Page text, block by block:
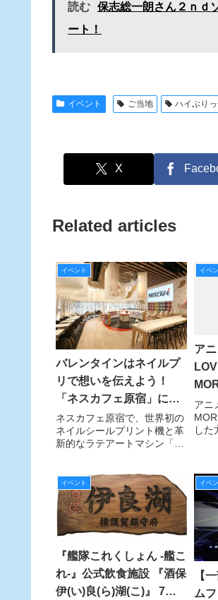
読む 保志総一朗さん２ｎｄ
ート！
イベント ご当地 ハイぶり
X
Related articles
イベント
バレンタインはネイルプ
リで想いを伝えよう！
「ネスカフェ原宿」に
『ネイルプリ』を期間限
定設置
ネスカフェ原宿で、世界初の
ネイルシールプリント機と革
新的なラテアートマシン「ネ
イベ
ア
入
イ
ン
アニ
した
る。
イベント
『艦隊これくしょん -艦こ
れ-』公式飲食施設 『酒保
伊(い)良(ら)湖(こ)』 7月
イベ
【
ム